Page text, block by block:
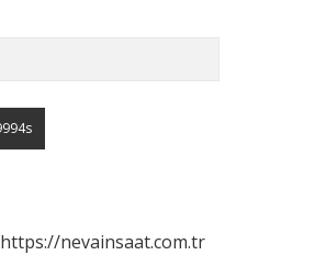
https://nevainsaat.com.tr